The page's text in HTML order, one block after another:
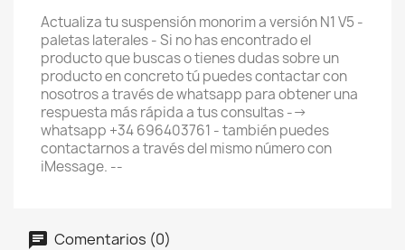
Actualiza tu suspensión monorim a versión N1 V5 -
paletas laterales - Si no has encontrado el
producto que buscas o tienes dudas sobre un
producto en concreto tú puedes contactar con
nosotros a través de whatsapp para obtener una
respuesta más rápida a tus consultas -->
whatsapp +34 696403761 - también puedes
contactarnos a través del mismo número con
iMessage. --
Comentarios (0)